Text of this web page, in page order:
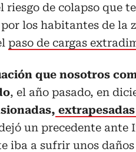
riesgo de colapso que
los habitantes de la
paso de cargas
que nosotros
, el año pasado, en
un precedente ante
iba a sufrir unos